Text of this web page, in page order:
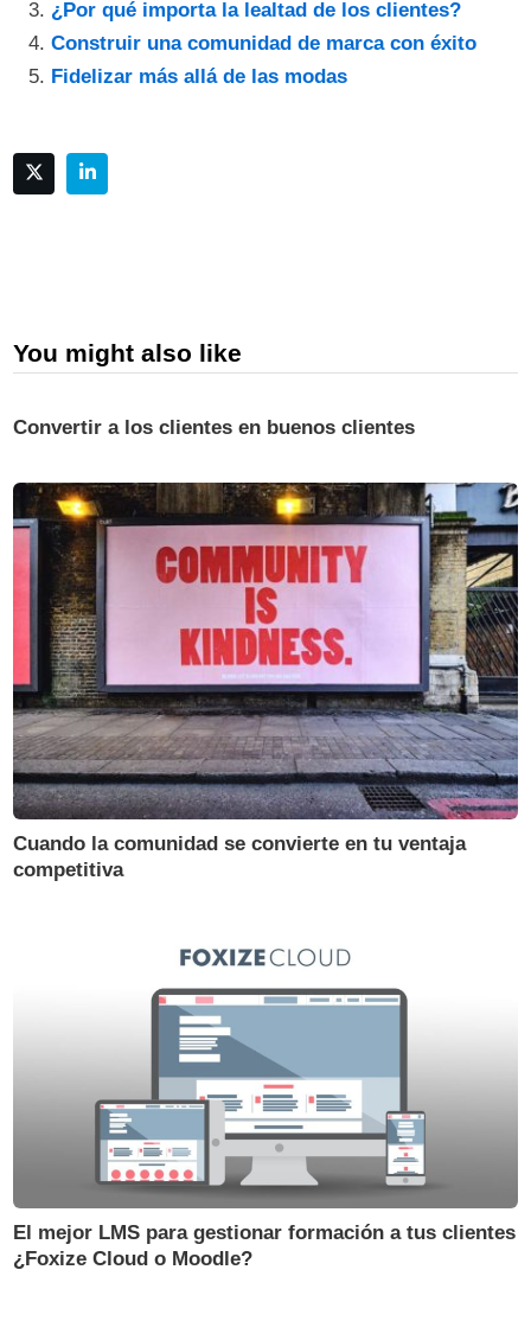
¿Por qué importa la lealtad de los clientes?
Construir una comunidad de marca con éxito
Fidelizar más allá de las modas
You might also like
Convertir a los clientes en buenos clientes
Cuando la comunidad se convierte en tu ventaja
competitiva
El mejor LMS para gestionar formación a tus clientes
¿Foxize Cloud o Moodle?